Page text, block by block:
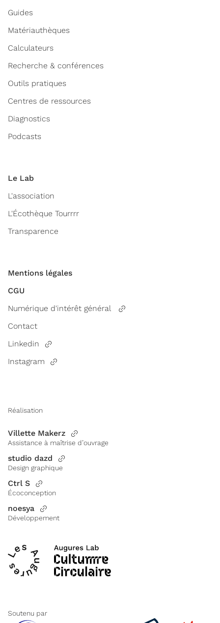
Guides
Matériauthèques
Calculateurs
Recherche & conférences
Outils pratiques
Centres de ressources
Diagnostics
Podcasts
Le Lab
L'association
L'Écothèque Tourrrr
Transparence
Mentions légales
CGU
Numérique d'intérêt général
Contact
Linkedin
Instagram
Réalisation
Villette Makerz
Assistance à maîtrise d’ouvrage
studio dazd
Design graphique
Ctrl S
Écoconception
noesya
Développement
Soutenu par